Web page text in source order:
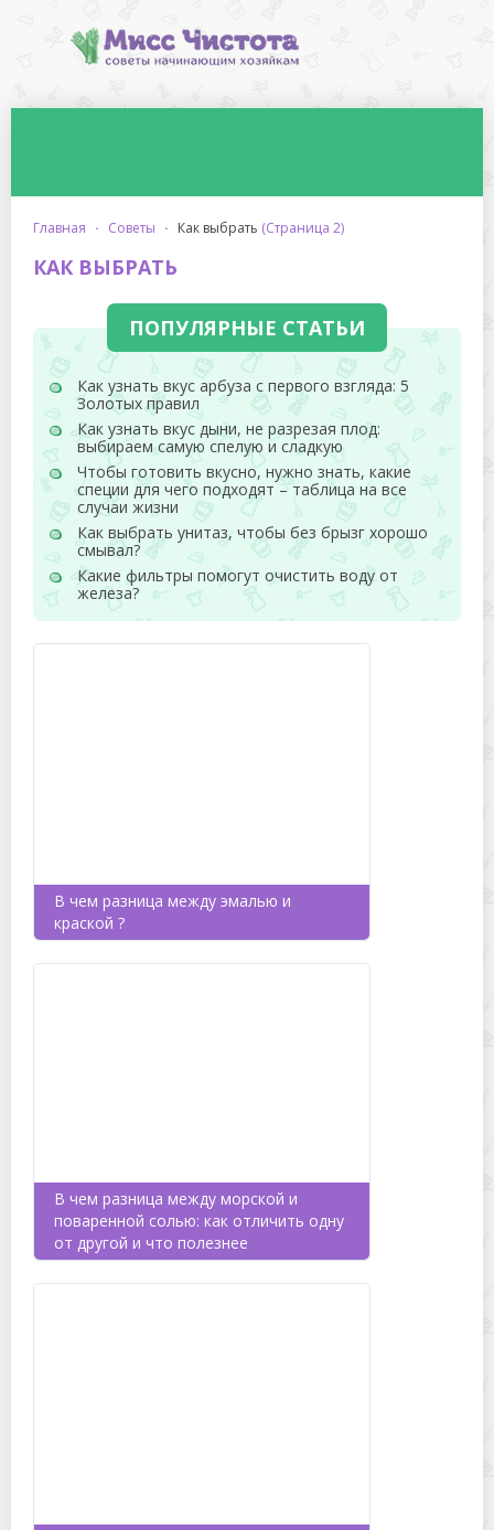
главная · советы · как выбрать (Страница 2)
КАК ВЫБРАТЬ
ПОПУЛЯРНЫЕ СТАТЬИ
Как узнать вкус арбуза с первого взгляда: 5
Золотых правил
Как узнать вкус дыни, не разрезая плод:
выбираем самую спелую и сладкую
Чтобы готовить вкусно, нужно знать, какие
специи для чего подходят – таблица на все
случаи жизни
Как выбрать унитаз, чтобы без брызг хорошо
смывал?
Какие фильтры помогут очистить воду от
железа?
В чем разница между эмалью и
краской ?
В чем разница между морской и
поваренной солью: как отличить одну
от другой и что полезнее